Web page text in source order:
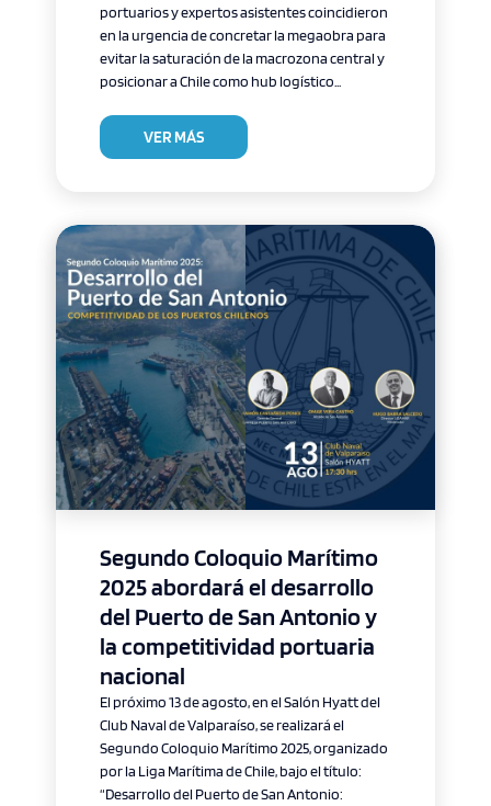
portuarios y expertos asistentes coincidieron
en la urgencia de concretar la megaobra para
evitar la saturación de la macrozona central y
posicionar a Chile como hub logístico...
VER MÁS
Segundo Coloquio Marítimo
2025 abordará el desarrollo
del Puerto de San Antonio y
la competitividad portuaria
nacional
El próximo 13 de agosto, en el Salón Hyatt del
Club Naval de Valparaíso, se realizará el
Segundo Coloquio Marítimo 2025, organizado
por la Liga Marítima de Chile, bajo el título:
“Desarrollo del Puerto de San Antonio: